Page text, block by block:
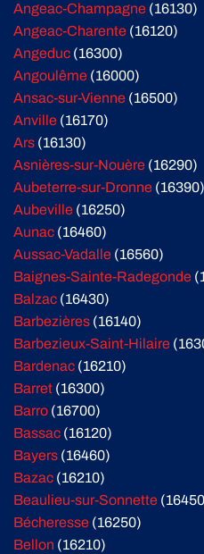
Angeac-Champagne (16130)
Angeac-Charente (16120)
Angeduc (16300)
Angoulême (16000)
Ansac-sur-Vienne (16500)
Anville (16170)
Ars (16130)
Asnières-sur-Nouère (16290)
Aubeterre-sur-Dronne (16390)
Aubeville (16250)
Aunac (16460)
Aussac-Vadalle (16560)
Baignes-Sainte-Radegonde
Balzac (16430)
Barbezières (16140)
Barbezieux-Saint-Hilaire
Bardenac (16210)
Barret (16300)
Barro (16700)
Bassac (16120)
Bayers (16460)
Bazac (16210)
Beaulieu-sur-Sonnette
Bécheresse (16250)
Bellon (16210)